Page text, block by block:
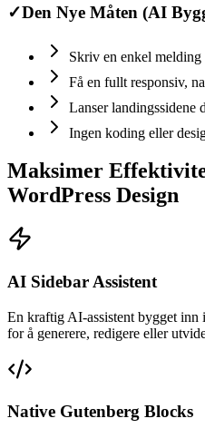
✓Den Nye Måten (AI
Skriv en enkel
Få en fullt responsiv,
Lanser landingssidene
Ingen koding eller
Maksimer
WordPress Design
AI Sidebar Assistent
En kraftig AI-assistent bygget
for å generere, redigere eller
Native Gutenberg Blocks